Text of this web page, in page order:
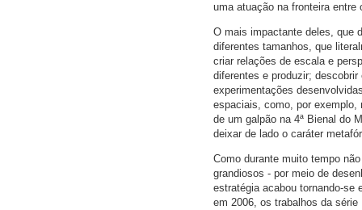
uma atuação na fronteira
O mais impactante deles, que
diferentes tamanhos, que
criar relações de escala e
diferentes e produzir;
experimentações
espaciais, como, por exemplo,
de um galpão na 4ª Bienal do
deixar de lado o caráter
Como durante muito tempo
grandiosos - por meio de
estratégia acabou tornando-se
em 2006, os trabalhos da